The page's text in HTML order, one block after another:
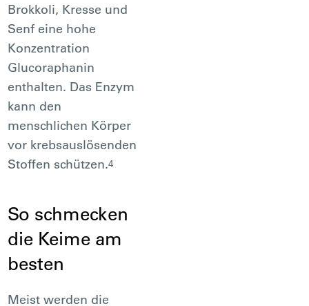
Brokkoli, Kresse und
Senf eine hohe
Konzentration
Glucoraphanin
enthalten. Das Enzym
kann den
menschlichen Körper
vor krebsauslösenden
Stoffen schützen.4
So schmecken
die Keime am
besten
Meist werden die